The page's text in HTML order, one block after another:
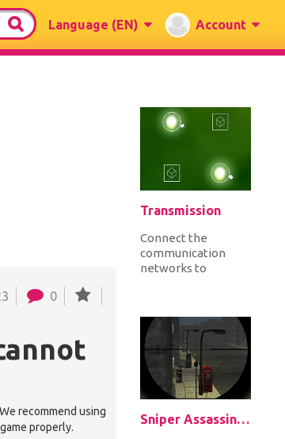
Language (EN) Account
0
recommend using
properly.
Transmission
Connect the
communication
networks to
transmitters and
receivers...
Sniper Assassin: Zombies